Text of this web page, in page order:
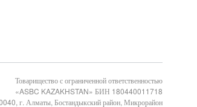
Товарищество с ограниченной ответственностью
«ASBC KAZAKHSTAN» БИН 180440011718
г. Алматы, Бостандыкский район, Микрорайон